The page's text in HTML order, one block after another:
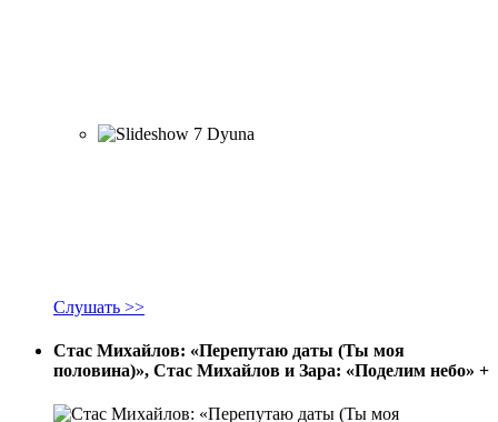
Слушать >>
Стас Михайлов: «Перепутаю даты (Ты моя
половина)», Стас Михайлов и Зара: «Поделим небо» +